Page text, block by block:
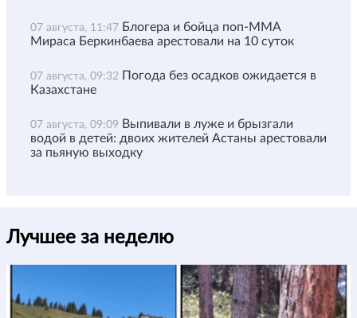
07 августа, 11:47 Блогера и бойца поп-ММА
Мираса Беркинбаева арестовали на 10 суток
07 августа, 09:32 Погода без осадков ожидается в
Казахстане
07 августа, 09:09 Выпивали в луже и брызгали
водой в детей: двоих жителей Астаны арестовали
за пьяную выходку
Лучшее за неделю